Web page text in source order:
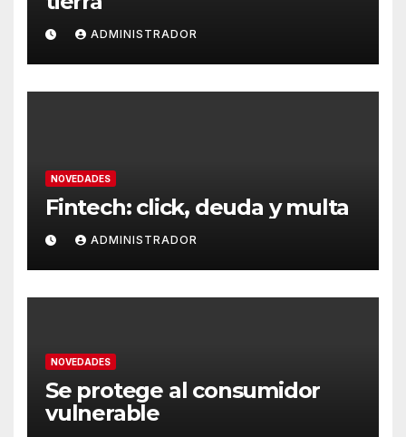
ADMINISTRADOR
NOVEDADES
Fintech: click, deuda y multa
ADMINISTRADOR
NOVEDADES
Se protege al consumidor
vulnerable